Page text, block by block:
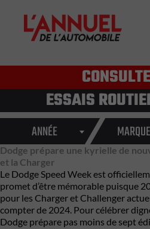
ESSAIS
ANNÉE MARQUE
Dodge prépare une kyrielle de
et la Charger
Le Dodge Speed Week est
promet d’être mémorable puisque
pour les Charger et Challenger
compter de 2024. Pour célébrer
Dodge prépare pas moins de sept